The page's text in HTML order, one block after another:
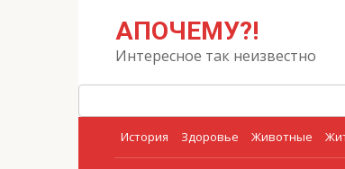
АПОЧЕМУ?!
Интересное так неизвестно
История Здоровье Животные